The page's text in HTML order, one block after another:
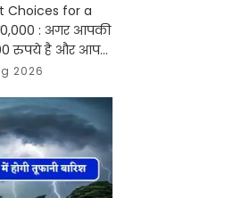
Choices for a
: अगर आपकी
रुपये है और आप
देख रहे हैं, तो अब
2026